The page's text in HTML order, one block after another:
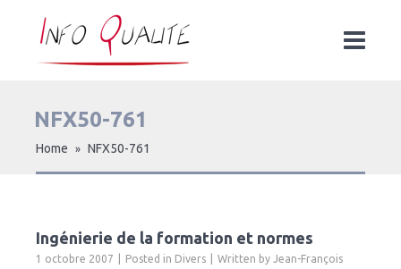
NFX50-761
Home » NFX50-761
Ingénierie de la formation et normes
1 octobre 2007 Posted in Divers Written by Jean-François